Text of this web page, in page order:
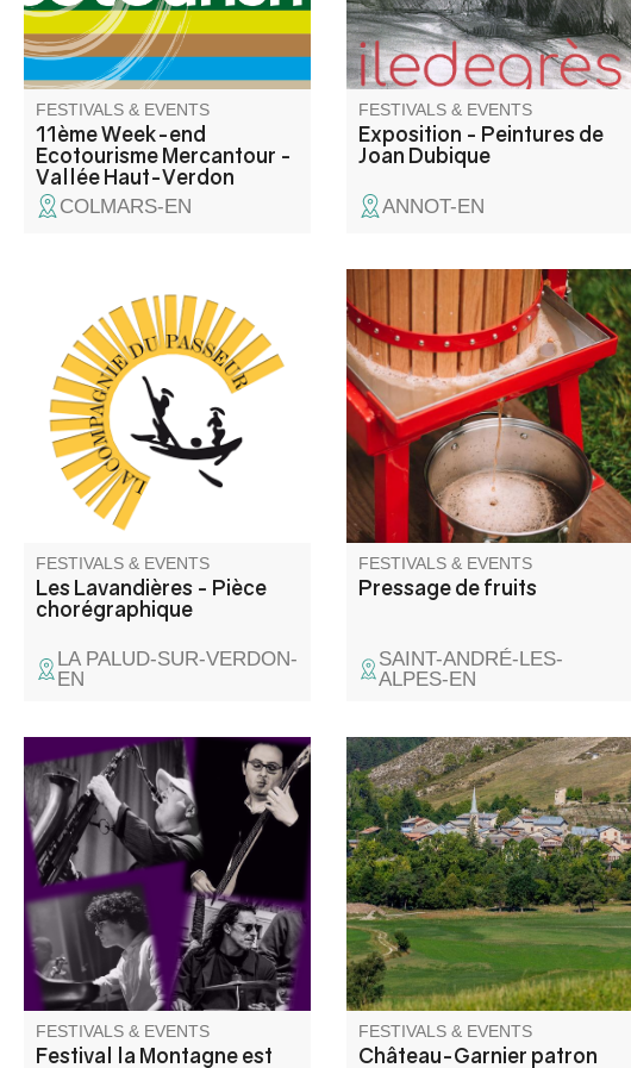
2026 et avec la collaboration
de ses partenaires .
FESTIVALS & EVENTS
11ème Week-end
Ecotourisme Mercantour -
Vallée Haut-Verdon
COLMARS-EN
FESTIVALS & EVENTS
Exposition - Peintures de
Joan Dubique
ANNOT-EN
C'est un spectacle de danse
contemporaine (Cie du
Passeur / Efi Farmaki), qui fait
revivre la mémoire des lavoirs
et des lavandières en chant,
texte et danse. Atelier de
médiation pour les enfants
avant la représentation, autour
d'objets liés aux lavoirs.
FESTIVALS & EVENTS
Les Lavandières - Pièce
chorégraphique
LA PALUD-SUR-VERDON-
EN
Pressage de fruits locaux
récoltés par les particuliers.
FESTIVALS & EVENTS
Pressage de fruits
SAINT-ANDRÉ-LES-
ALPES-EN
Concert « Il suffit de passer le
col », une rencontre entre
musiciens italiens et français
qui n'ont pas l'habitude de
jouer ensemble. Information 06
18 07 14 29
FESTIVALS & EVENTS
Festival la Montagne est
Messe en l'église suivie d'un
apéritif offert par la
municipalité. Concours de
boules en doublette choie/ 3
boules et soirée fluo animée
avec DJ Totor. Buvette et
snacking du comité des fêtes
sur place.
FESTIVALS & EVENTS
Château-Garnier patron